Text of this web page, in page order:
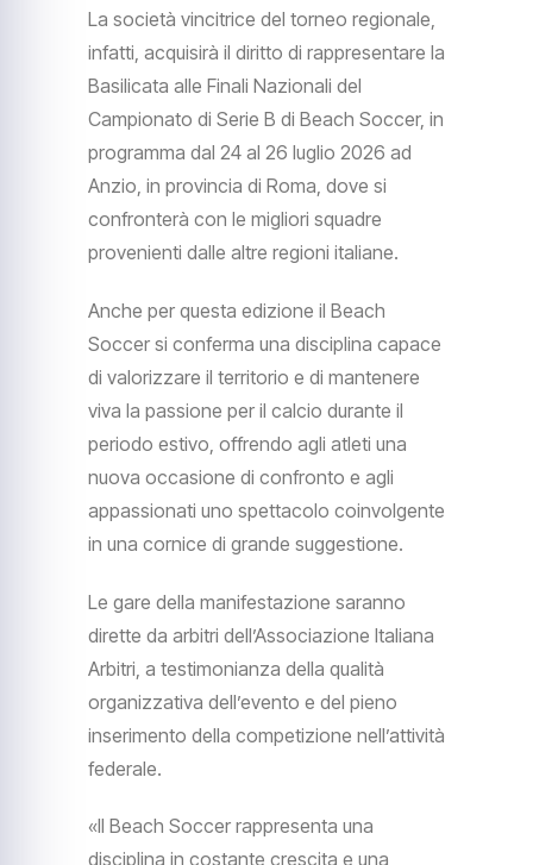
La società vincitrice del torneo regionale,
infatti, acquisirà il diritto di rappresentare la
Basilicata alle Finali Nazionali del
Campionato di Serie B di Beach Soccer, in
programma dal 24 al 26 luglio 2026 ad
Anzio, in provincia di Roma, dove si
confronterà con le migliori squadre
provenienti dalle altre regioni italiane.
Anche per questa edizione il Beach
Soccer si conferma una disciplina capace
di valorizzare il territorio e di mantenere
viva la passione per il calcio durante il
periodo estivo, offrendo agli atleti una
nuova occasione di confronto e agli
appassionati uno spettacolo coinvolgente
in una cornice di grande suggestione.
Le gare della manifestazione saranno
dirette da arbitri dell’Associazione Italiana
Arbitri, a testimonianza della qualità
organizzativa dell’evento e del pieno
inserimento della competizione nell’attività
federale.
«Il Beach Soccer rappresenta una
disciplina in costante crescita e una